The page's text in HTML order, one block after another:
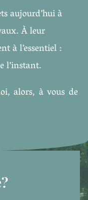
aujourd’hui à
À leur
à l’essentiel :
l’instant.
alors, à vous de